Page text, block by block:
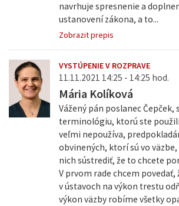
navrhuje spresnenie a
ustanovení zákona, a to...
Zobrazit prepis
VYSTÚPENIE V ROZPRAVE
11.11.2021 14:25 - 14:25 hod.
Mária Kolíková
Vážený pán poslanec Čepček,
terminológiu, ktorú ste
veľmi nepoužíva,
obvinených, ktorí sú vo
nich sústrediť, že to chcete
V prvom rade chcem povedať,
v ústavoch na výkon trestu
výkon väzby robíme všetky